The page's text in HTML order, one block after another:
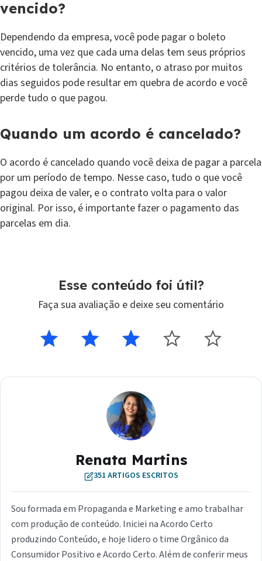
vencido?
Dependendo da empresa, você pode pagar o boleto
vencido, uma vez que cada uma delas tem seus próprios
critérios de tolerância. No entanto, o atraso por muitos
dias seguidos pode resultar em quebra de acordo e você
perde tudo o que pagou.
Quando um acordo é cancelado?
O acordo é cancelado quando você deixa de pagar a parcela
por um período de tempo. Nesse caso, tudo o que você
pagou deixa de valer, e o contrato volta para o valor
original. Por isso, é importante fazer o pagamento das
parcelas em dia.
Esse conteúdo foi útil?
Renata Martins
351 ARTIGOS ESCRITOS
Sou formada em Propaganda e Marketing e amo trabalhar
com produção de conteúdo. Iniciei na Acordo Certo
produzindo Conteúdo, e hoje lidero o time Orgânico da
Consumidor Positivo e Acordo Certo. Além de conferir meus